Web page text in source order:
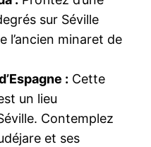
sur Séville
l’ancien minaret de
: Cette
un lieu
Contemplez
et ses